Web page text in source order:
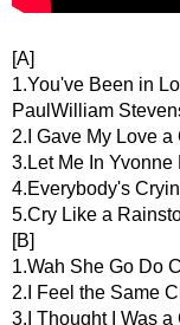
[A]
1.You've Been in
PaulWilliam
2.I Gave My Love
3.Let Me In Yvonne
4.Everybody's
5.Cry Like a
[B]
1.Wah She Go Do
2.I Feel the Same
3.I Thought I Was